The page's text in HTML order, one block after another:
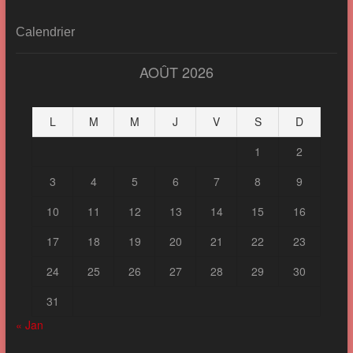
Calendrier
AOÛT 2026
L M M J V S
D
1
2
3
4 5 6 7 8
9
10
11 12 13 14 15
16
17
18 19 20 21 22
23
24
25 26 27 28 29
30
31
« Jan